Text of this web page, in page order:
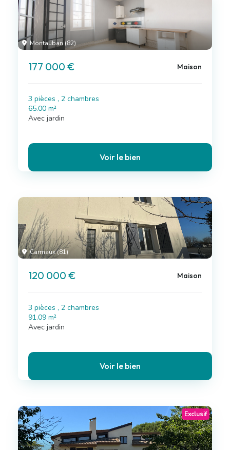
Montauban (82)
177 000 € Maison
3 pièces , 2 chambres
65.00 m²
Avec jardin
Voir le bien
Carmaux (81)
120 000 € Maison
3 pièces , 2 chambres
91.09 m²
Avec jardin
Voir le bien
Exclusif